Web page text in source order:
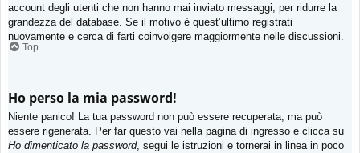
account degli utenti che non hanno mai inviato messaggi, per ridurre la
grandezza del database. Se il motivo è quest’ultimo registrati
nuovamente e cerca di farti coinvolgere maggiormente nelle discussioni.
Top
Ho perso la mia password!
Niente panico! La tua password non può essere recuperata, ma può
essere rigenerata. Per far questo vai nella pagina di ingresso e clicca su
Ho dimenticato la password, segui le istruzioni e tornerai in linea in poco